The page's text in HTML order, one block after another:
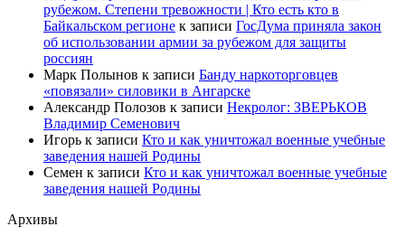
рубежом. Степени тревожности | Кто есть кто в
Байкальском регионе к записи ГосДума приняла закон
об использовании армии за рубежом для защиты
россиян
Марк Полынов к записи Банду наркоторговцев
«повязали» силовики в Ангарске
Александр Полозов к записи Некролог: ЗВЕРЬКОВ
Владимир Семенович
Игорь к записи Кто и как уничтожал военные учебные
заведения нашей Родины
Семен к записи Кто и как уничтожал военные учебные
заведения нашей Родины
Архивы